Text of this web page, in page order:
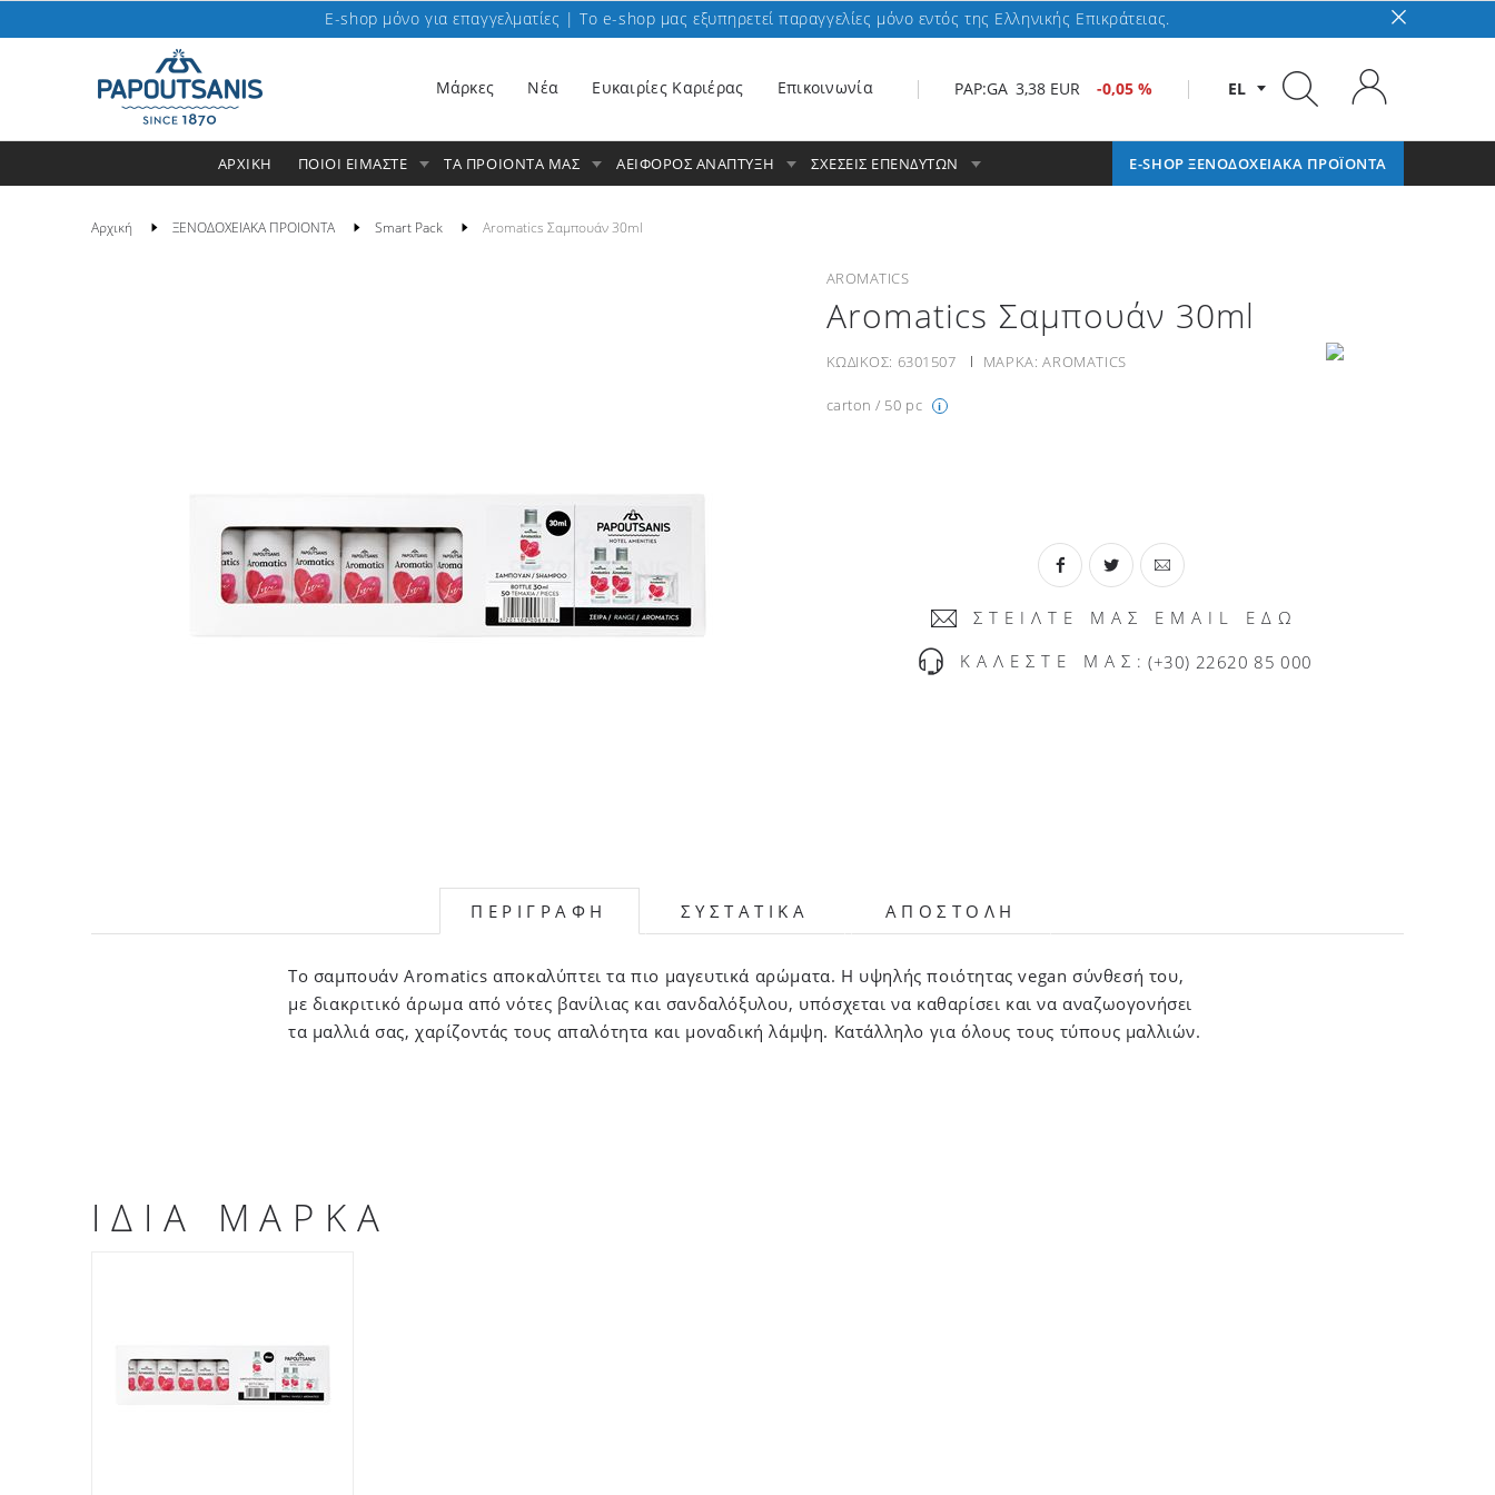
E-shop μόνο για επαγγελματίες | To e-shop μας εξυπηρετεί παραγγελίες μόνο εντός της Ελληνικής Επικράτειας.
EL
PAP:GA 3,38 EUR -0,05 %
Μάρκες Nέα Ευκαιρίες Καριέρας Επικοινωνία
ΑΡΧΙΚΗ ΠΟΙΟΙ ΕΙΜΑΣΤΕ E-SHOP ΞΕΝΟΔΟΧΕΙΑΚΑ ΠΡΟΪΟΝΤΑ
ΤΑ ΠΡΟΙΟΝΤΑ ΜΑΣ ΑΕΙΦΟΡΟΣ ΑΝΑΠΤΥΞΗ ΣΧΕΣΕΙΣ ΕΠΕΝΔΥΤΩΝ
Αρχική ΞΕΝΟΔΟΧΕΙΑΚΑ ΠΡΟΙΟΝΤΑ Smart Pack Aromatics Σαμπουάν 30ml
AROMATICS
Aromatics Σαμπουάν 30ml
ΚΩΔΙΚΟΣ: 6301507 ΜΑΡΚΑ: AROMATICS
carton / 50 pc i
ΣΤΕΙΛΤΕ ΜΑΣ EMAIL ΕΔΩ
ΚΑΛΕΣΤΕ ΜΑΣ: (+30) 22620 85 000
ΠΕΡΙΓΡΑΦΗ ΣΥΣΤΑΤΙΚΑ ΑΠΟΣΤΟΛΗ
Το σαμπουάν Aromatics αποκαλύπτει τα πιο μαγευτικά αρώματα. Η υψηλής ποιότητας vegan σύνθεσή του,
με διακριτικό άρωμα από νότες βανίλιας και σανδαλόξυλου, υπόσχεται να καθαρίσει και να αναζωογονήσει
τα μαλλιά σας, χαρίζοντάς τους απαλότητα και μοναδική λάμψη. Κατάλληλο για όλους τους τύπους μαλλιών.
ΙΔΙΑ ΜΑΡΚΑ